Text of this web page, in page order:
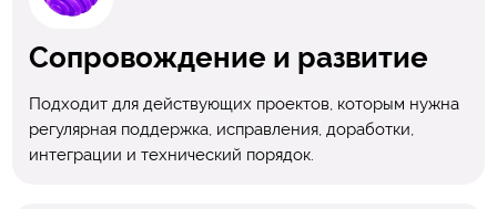
Сопровождение и развитие
Подходит для действующих проектов, которым нужна
регулярная поддержка, исправления, доработки,
интеграции и технический порядок.